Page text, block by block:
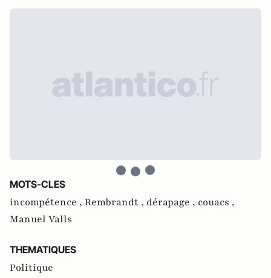
MOTS-CLES
incompétence , Rembrandt , dérapage , couacs ,
Manuel Valls
THEMATIQUES
Politique